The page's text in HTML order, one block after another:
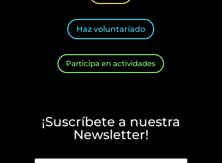
Haz voluntariado
Participa en actividades
¡Suscríbete a nuestra
Newsletter!